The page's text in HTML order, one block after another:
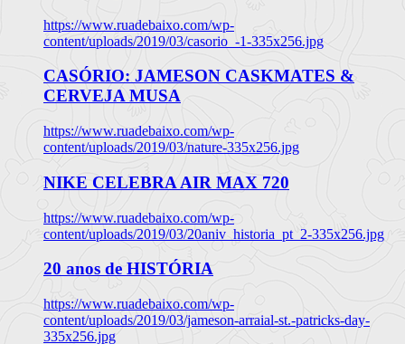
https://www.ruadebaixo.com/wp-
content/uploads/2019/03/casorio_-1-335x256.jpg
CASÓRIO: JAMESON CASKMATES &
CERVEJA MUSA
https://www.ruadebaixo.com/wp-
content/uploads/2019/03/nature-335x256.jpg
NIKE CELEBRA AIR MAX 720
https://www.ruadebaixo.com/wp-
content/uploads/2019/03/20aniv_historia_pt_2-335x256.jpg
20 anos de HISTÓRIA
https://www.ruadebaixo.com/wp-
content/uploads/2019/03/jameson-arraial-st.-patricks-day-
335x256.jpg